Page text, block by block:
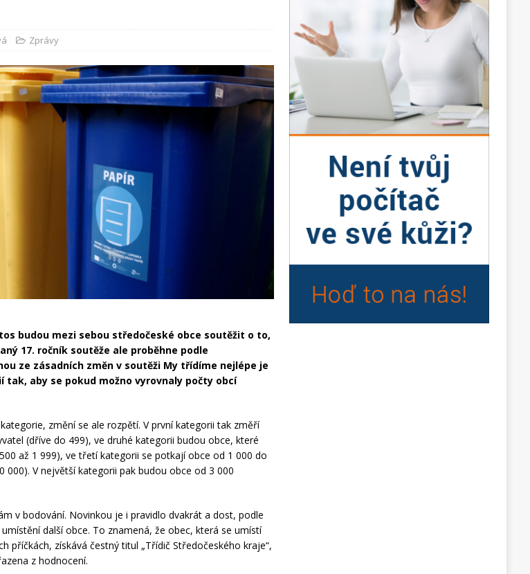
Zprávy
letos budou mezi sebou středočeské obce soutěžit o to,
17. ročník soutěže ale proběhne podle
ze zásadních změn v soutěži My třídíme nejlépe je
aby se pokud možno vyrovnaly počty obcí
změní se ale rozpětí. V první kategorii tak změří
(dříve do 499), ve druhé kategorii budou obce, které
až 1 999), ve třetí kategorii se potkají obce od 1 000 do
000). V největší kategorii pak budou obce od 3 000
v bodování. Novinkou je i pravidlo dvakrát a dost, podle
další obce. To znamená, že obec, která se umístí
příčkách, získává čestný titul „Třídič Středočeského kraje“,
z hodnocení.